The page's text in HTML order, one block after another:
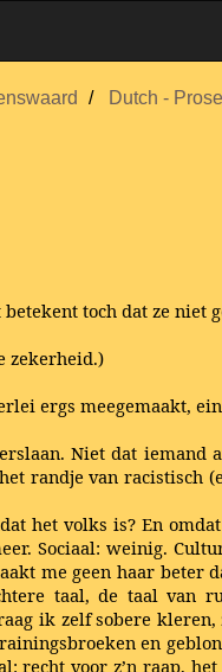
Dutch - Prose
toch dat ze niet
zekerheid.)
ergs meegemaakt,
Niet dat
randje van
het volks is? En
Sociaal: weinig.
me geen haar
taal, de taal van
ik zelf sobere
en
voor z’n raap,